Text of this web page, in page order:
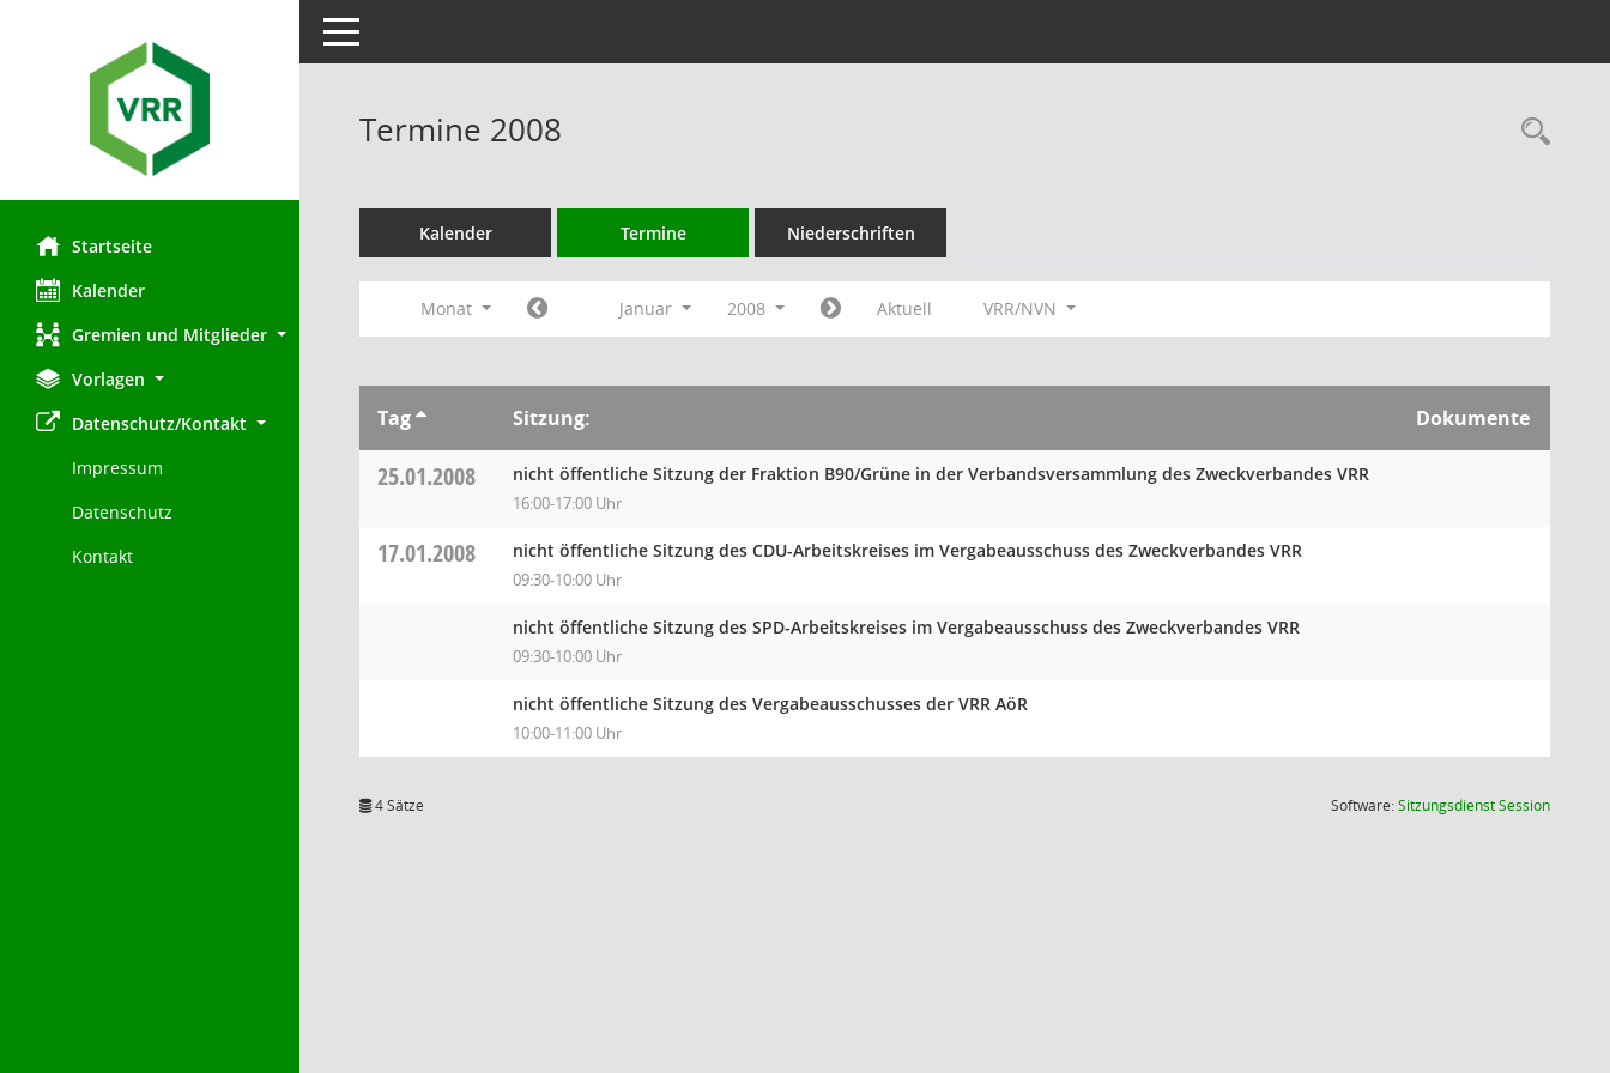
Startseite
Kalender
Gremien und Mitglieder
Vorlagen
Datenschutz/Kontakt
Impressum
Datenschutz
Kontakt
Toggle navigation
Termine 2008
Kalender Termine Niederschriften
Monat Januar 2008 Aktuell VRR/NVN
Tag Sitzung: Dokumente
25.01.2008 nicht öffentliche Sitzung der Fraktion B90/Grüne in der Verbandsversammlung des Zweckverbandes VRR
16:00-17:00 Uhr
17.01.2008 nicht öffentliche Sitzung des CDU-Arbeitskreises im Vergabeausschuss des Zweckverbandes VRR
09:30-10:00 Uhr
nicht öffentliche Sitzung des SPD-Arbeitskreises im Vergabeausschuss des Zweckverbandes VRR
09:30-10:00 Uhr
nicht öffentliche Sitzung des Vergabeausschusses der VRR AöR
10:00-11:00 Uhr
4 Sätze Software:SitzungsdienstSession(Wird in